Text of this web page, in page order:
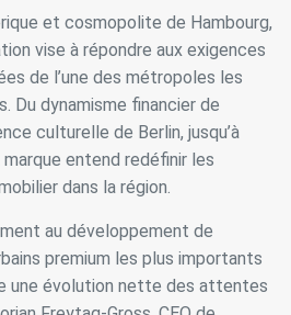
et cosmopolite de Hambourg,
vise à répondre aux exigences
de l’une des métropoles les
Du dynamisme financier de
culturelle de Berlin, jusqu’à
marque entend redéfinir les
dans la région.
au développement de
premium les plus importants
une évolution nette des attentes